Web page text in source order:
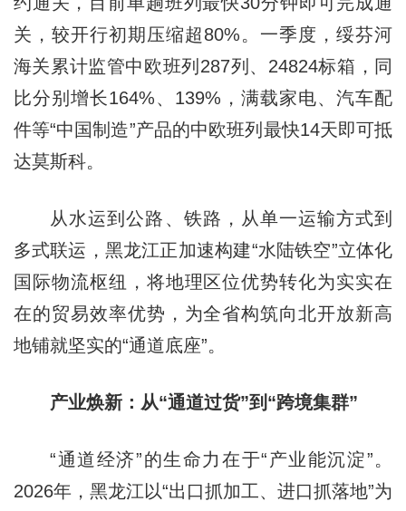
关，较开行初期压缩超80%。一季度，绥芬河
海关累计监管中欧班列287列、24824标箱，同
比分别增长164%、139%，满载家电、汽车配
件等“中国制造”产品的中欧班列最快14天即可抵
达莫斯科。
从水运到公路、铁路，从单一运输方式到
多式联运，黑龙江正加速构建“水陆铁空”立体化
国际物流枢纽，将地理区位优势转化为实实在
在的贸易效率优势，为全省构筑向北开放新高
地铺就坚实的“通道底座”。
产业焕新：从“通道过货”到“跨境集群”
“通道经济”的生命力在于“产业能沉淀”。
2026年，黑龙江以“出口抓加工、进口抓落地”为